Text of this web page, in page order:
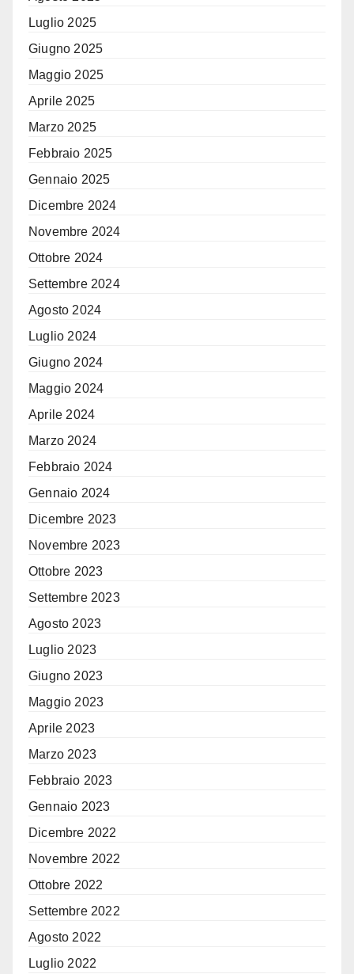
Luglio 2025
Giugno 2025
Maggio 2025
Aprile 2025
Marzo 2025
Febbraio 2025
Gennaio 2025
Dicembre 2024
Novembre 2024
Ottobre 2024
Settembre 2024
Agosto 2024
Luglio 2024
Giugno 2024
Maggio 2024
Aprile 2024
Marzo 2024
Febbraio 2024
Gennaio 2024
Dicembre 2023
Novembre 2023
Ottobre 2023
Settembre 2023
Agosto 2023
Luglio 2023
Giugno 2023
Maggio 2023
Aprile 2023
Marzo 2023
Febbraio 2023
Gennaio 2023
Dicembre 2022
Novembre 2022
Ottobre 2022
Settembre 2022
Agosto 2022
Luglio 2022